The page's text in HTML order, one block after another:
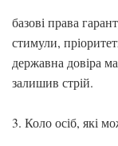
базові права
стимули,
державна довіра
залишив стрій.
3. Коло осіб, які